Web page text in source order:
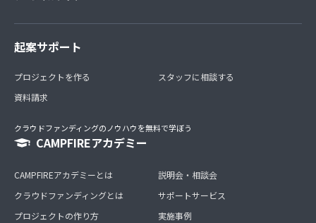
起案サポート
プロジェクトを作る
資料請求
スタッフに相談する
クラウドファンディングのノウハウを無料で学ぼう
CAMPFIREアカデミー
CAMPFIREアカデミーとは
クラウドファンディングとは
プロジェクトの作り方
説明会・相談会
サポートサービス
実施事例